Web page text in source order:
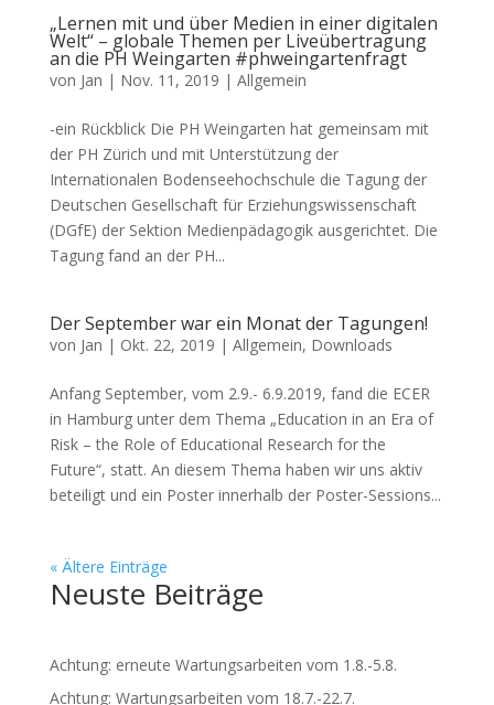
„Lernen mit und über Medien in einer digitalen
Welt“ – globale Themen per Liveübertragung
an die PH Weingarten #phweingartenfragt
von Jan | Nov. 11, 2019 | Allgemein
-ein Rückblick Die PH Weingarten hat gemeinsam mit
der PH Zürich und mit Unterstützung der
Internationalen Bodenseehochschule die Tagung der
Deutschen Gesellschaft für Erziehungswissenschaft
(DGfE) der Sektion Medienpädagogik ausgerichtet. Die
Tagung fand an der PH...
Der September war ein Monat der Tagungen!
von Jan | Okt. 22, 2019 | Allgemein, Downloads
Anfang September, vom 2.9.- 6.9.2019, fand die ECER
in Hamburg unter dem Thema „Education in an Era of
Risk – the Role of Educational Research for the
Future“, statt. An diesem Thema haben wir uns aktiv
beteiligt und ein Poster innerhalb der Poster-Sessions...
« Ältere Einträge
Neuste Beiträge
Achtung: erneute Wartungsarbeiten vom 1.8.-5.8.
Achtung: Wartungsarbeiten vom 18.7.-22.7.